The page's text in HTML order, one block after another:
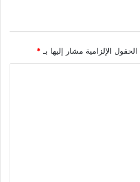
الحقول الإلزامية مشار إليها بـ *